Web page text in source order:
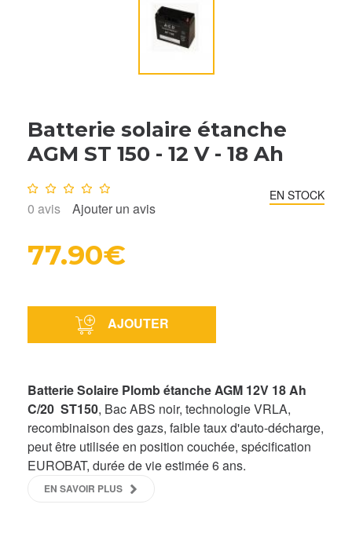
Batterie solaire étanche
AGM ST 150 - 12 V - 18 Ah
Note : 0/10
0 avis Ajouter un avis
EN STOCK
77.90€
AJOUTER
Batterie Solaire Plomb étanche AGM 12V 18 Ah
C/20 ST150, Bac ABS noir, technologie VRLA,
recombinaison des gazs, faible taux d'auto-décharge,
peut être utilisée en position couchée, spécification
EUROBAT, durée de vie estimée 6 ans.
EN SAVOIR PLUS